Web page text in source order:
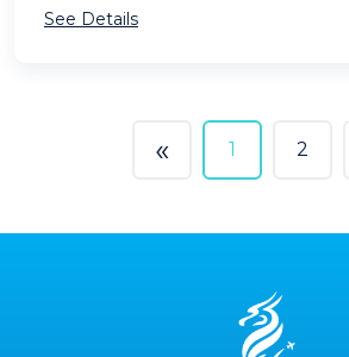
See Details
«
Previous
1
(current)
2